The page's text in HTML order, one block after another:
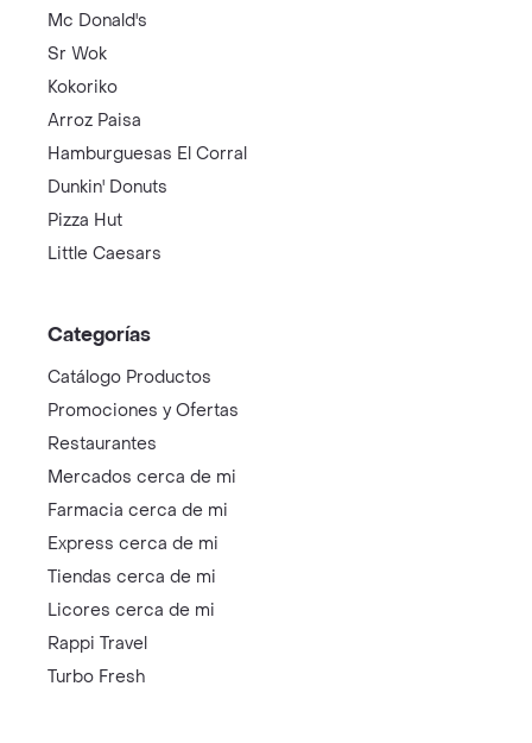
Mc Donald's
Sr Wok
Kokoriko
Arroz Paisa
Hamburguesas El Corral
Dunkin' Donuts
Pizza Hut
Little Caesars
Categorías
Catálogo Productos
Promociones y Ofertas
Restaurantes
Mercados cerca de mi
Farmacia cerca de mi
Express cerca de mi
Tiendas cerca de mi
Licores cerca de mi
Rappi Travel
Turbo Fresh